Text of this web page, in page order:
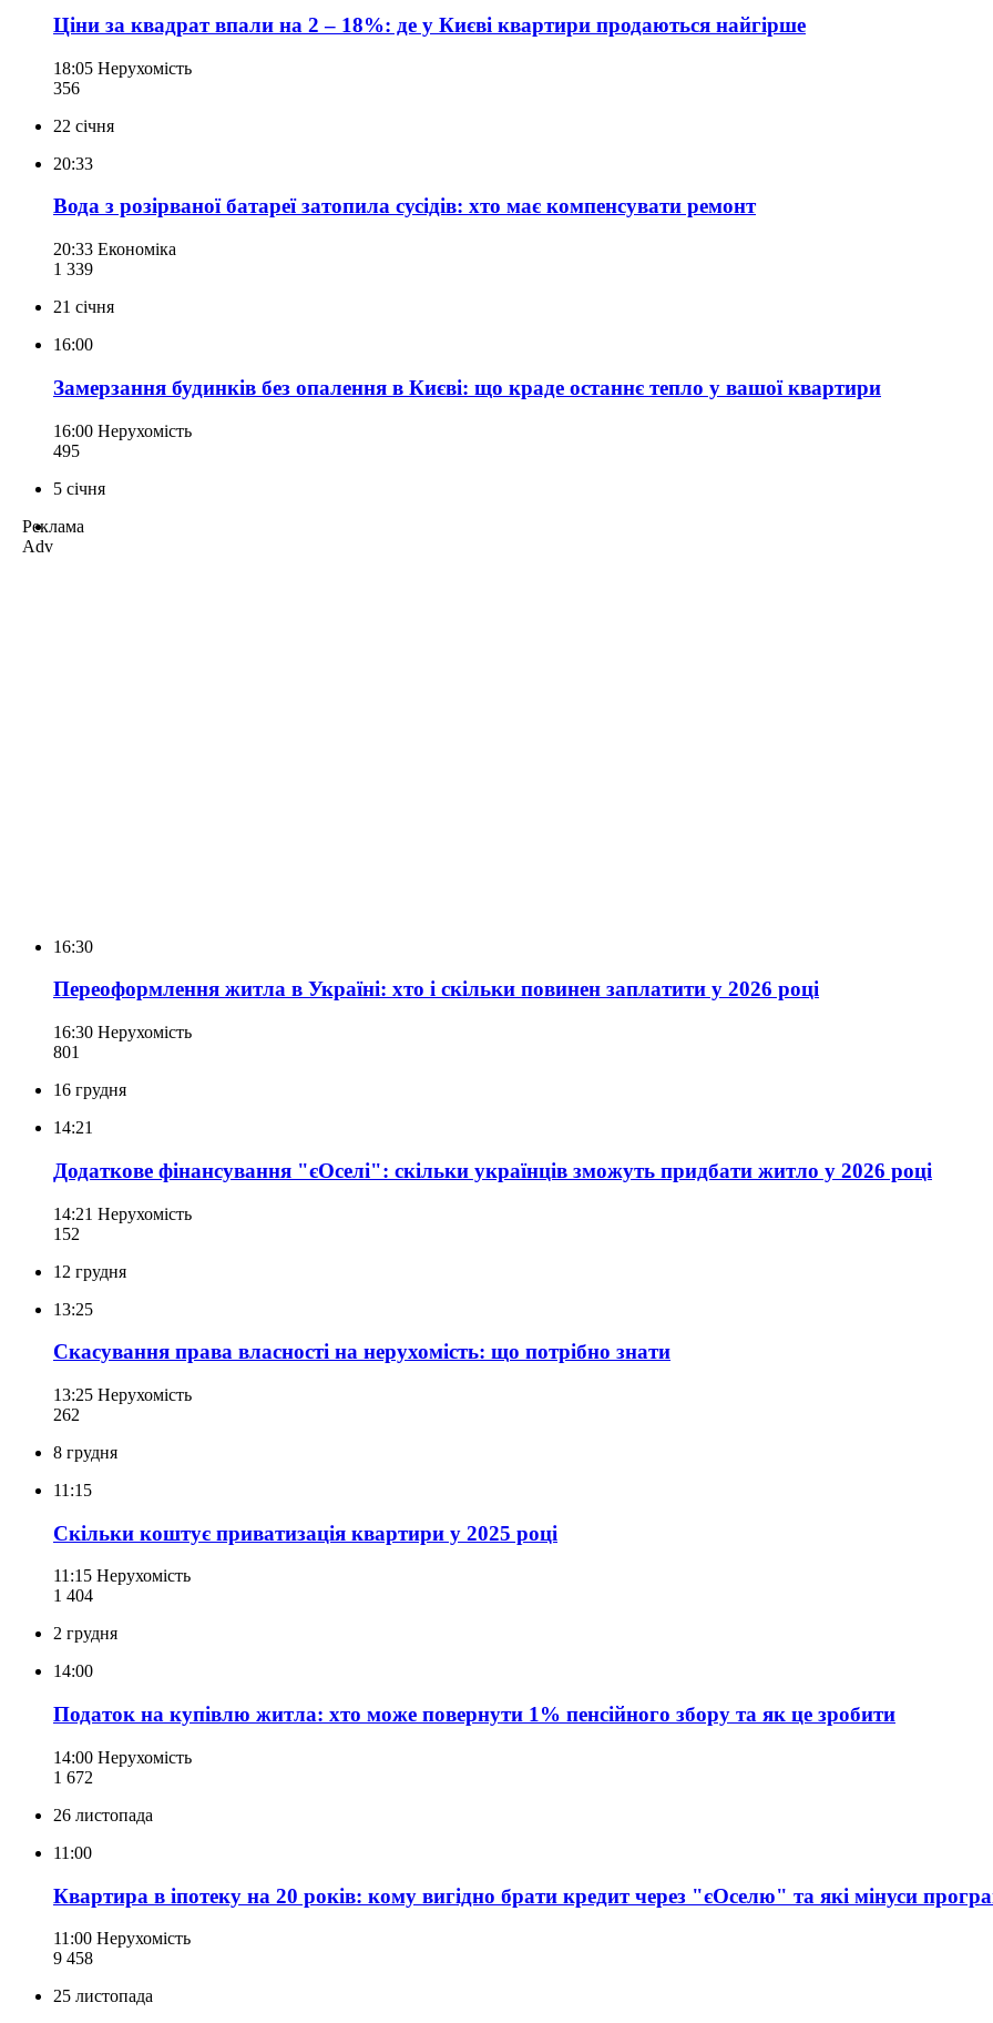
Ціни за квадрат впали на 2 – 18%: де у Києві квартири продаються найгірше
18:05 Нерухомість
356
22 січня
20:33
Вода з розірваної батареї затопила сусідів: хто має компенсувати ремонт
20:33 Економіка
1 339
21 січня
16:00
Замерзання будинків без опалення в Києві: що краде останнє тепло у вашої квартири
16:00 Нерухомість
495
5 січня
Реклама
Adv
16:30
Переоформлення житла в Україні: хто і скільки повинен заплатити у 2026 році
16:30 Нерухомість
801
16 грудня
14:21
Додаткове фінансування "єОселі": скільки українців зможуть придбати житло у 2026 році
14:21 Нерухомість
152
12 грудня
13:25
Скасування права власності на нерухомість: що потрібно знати
13:25 Нерухомість
262
8 грудня
11:15
Скільки коштує приватизація квартири у 2025 році
11:15 Нерухомість
1 404
2 грудня
14:00
Податок на купівлю житла: хто може повернути 1% пенсійного збору та як це зробити
14:00 Нерухомість
1 672
26 листопада
11:00
Квартира в іпотеку на 20 років: кому вигідно брати кредит через "єОселю" та які мінуси
11:00 Нерухомість
9 458
25 листопада